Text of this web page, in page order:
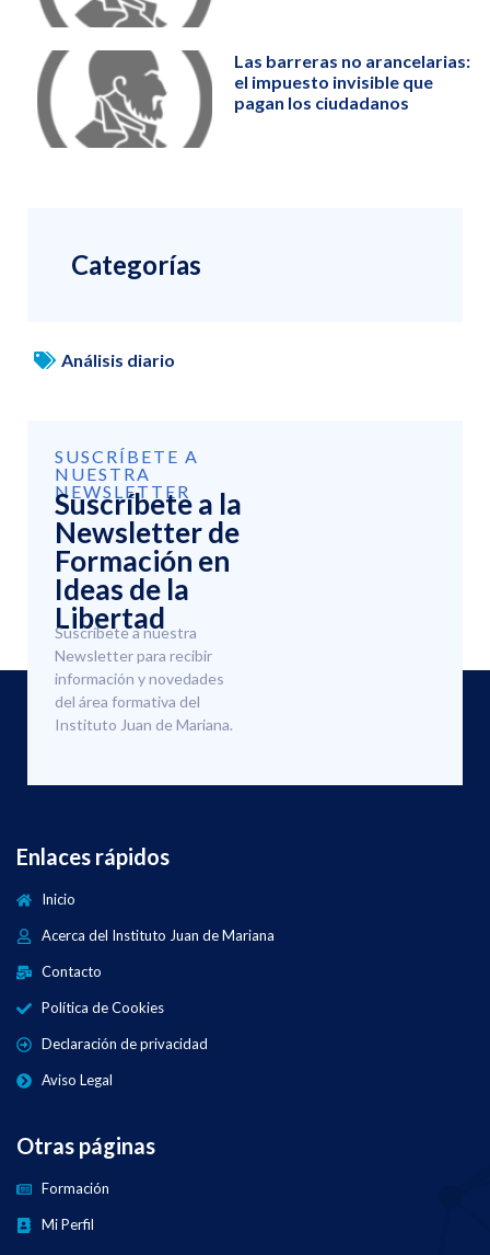
Las barreras no arancelarias:
el impuesto invisible que
pagan los ciudadanos
Categorías
Análisis diario
SUSCRÍBETE A
NUESTRA
NEWSLETTER
Suscríbete a la
Newsletter de
Formación en
Ideas de la
Libertad
Suscríbete a nuestra
Newsletter para recibir
información y novedades
del área formativa del
Instituto Juan de Mariana.
Enlaces rápidos
Inicio
Acerca del Instituto Juan de Mariana
Contacto
Política de Cookies
Declaración de privacidad
Aviso Legal
Otras páginas
Formación
Mi Perfil